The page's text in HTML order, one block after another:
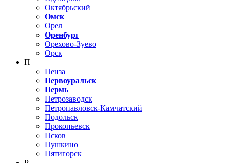
Октябрьский
Омск
Орел
Оренбург
Орехово-Зуево
Орск
П
Пенза
Первоуральск
Пермь
Петрозаводск
Петропавловск-Камчатский
Подольск
Прокопьевск
Псков
Пушкино
Пятигорск